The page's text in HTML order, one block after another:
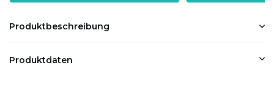
Produktbeschreibung
Produktdaten